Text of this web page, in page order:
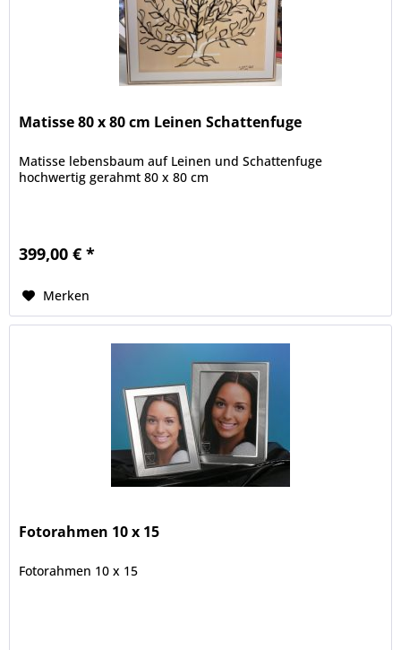
Matisse 80 x 80 cm Leinen Schattenfuge
Matisse lebensbaum auf Leinen und Schattenfuge
hochwertig gerahmt 80 x 80 cm
399,00 € *
Merken
Fotorahmen 10 x 15
Fotorahmen 10 x 15